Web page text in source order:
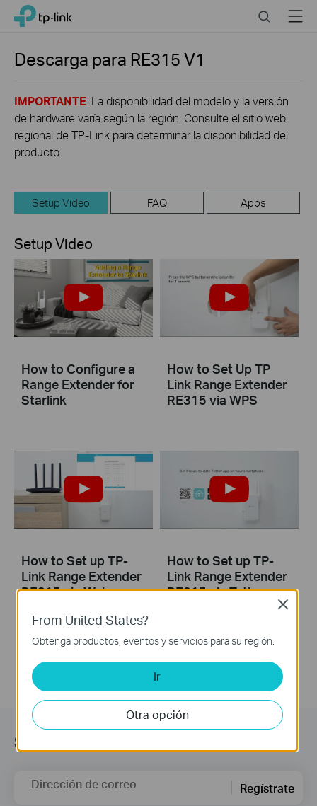
Click
navigation
TP-Link, Reliably Smart SearchMenu
Descarga para RE315V1
IMPORTANTE: La disponibilidad del modelo y la versión
de hardware varía según la región. Consulte el sitio web
regional de TP-Link para determinar la disponibilidad del
producto.
Setup Video FAQ Apps
Setup Video
How to Configure a
Range Extender for
Starlink
How to Set Up TP
Link Range Extender
RE315 via WPS
How to Set up TP-
Link Range Extender
RE315 via Web
How to Set up TP-
Link Range Extender
RE315 via Tether
Subscription
Dirección de correo Regístrate
From United States?
Obtenga productos, eventos y servicios para su región.
Ir
Otra opción
Close